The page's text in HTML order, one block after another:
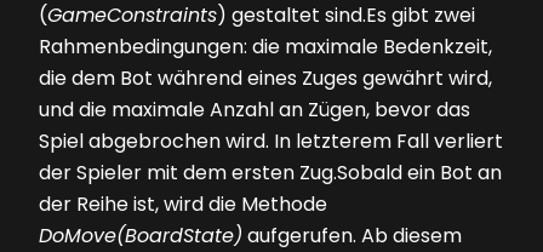
(GameConstraints) gestaltet sind.Es gibt zwei
Rahmenbedingungen: die maximale Bedenkzeit,
die dem Bot während eines Zuges gewährt wird,
und die maximale Anzahl an Zügen, bevor das
Spiel abgebrochen wird. In letzterem Fall verliert
der Spieler mit dem ersten Zug.Sobald ein Bot an
der Reihe ist, wird die Methode
DoMove(BoardState) aufgerufen. Ab diesem